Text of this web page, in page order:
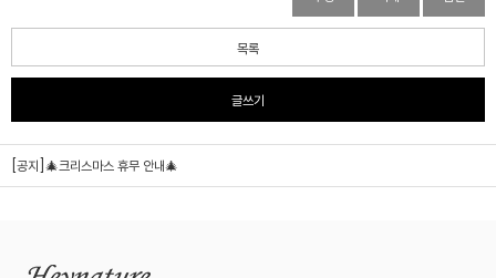
목록
글쓰기
[공지]🎄크리스마스 휴무 안내🎄